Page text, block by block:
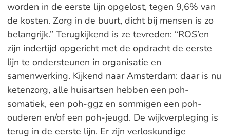
worden in de eerste lijn opgelost, tegen 9,6% van
de kosten. Zorg in de buurt, dicht bij mensen is zo
belangrijk.” Terugkijkend is ze tevreden: “ROS’en
zijn indertijd opgericht met de opdracht de eerste
lijn te ondersteunen in organisatie en
samenwerking. Kijkend naar Amsterdam: daar is nu
ketenzorg, alle huisartsen hebben een poh-
somatiek, een poh-ggz en sommigen een poh-
ouderen en/of een poh-jeugd. De wijkverpleging is
terug in de eerste lijn. Er zijn verloskundige